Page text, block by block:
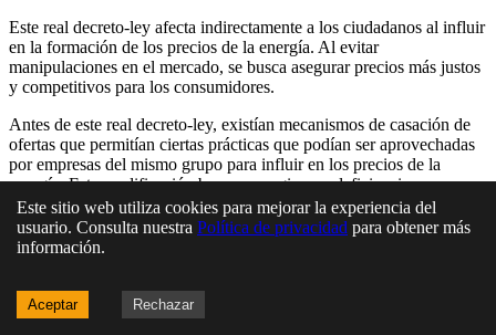
Este real decreto-ley afecta indirectamente a los ciudadanos al influir
en la formación de los precios de la energía. Al evitar
manipulaciones en el mercado, se busca asegurar precios más justos
y competitivos para los consumidores.
Antes de este real decreto-ley, existían mecanismos de casación de
ofertas que permitían ciertas prácticas que podían ser aprovechadas
por empresas del mismo grupo para influir en los precios de la
energía. Esta modificación busca corregir esas deficiencias.
No se identifican controversias significativas asociadas a este real
decreto-ley en la información proporcionada.
Este sitio web utiliza cookies para mejorar la experiencia del
usuario. Consulta nuestra Política de privacidad para obtener más
información.
Aceptar Rechazar